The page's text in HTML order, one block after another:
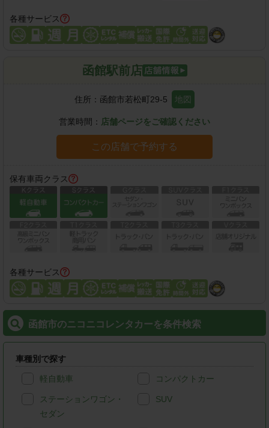
各種サービス
函館駅前店
住所： 函館市若松町29-5 地図
営業時間： 店舗ページをご確認ください
この店舗で予約する
保有車両クラス
各種サービス
函館市のニコニコレンタカーを条件検索
車種別で探す
軽自動車 コンパクトカー
ステーションワゴン・
セダン
SUV